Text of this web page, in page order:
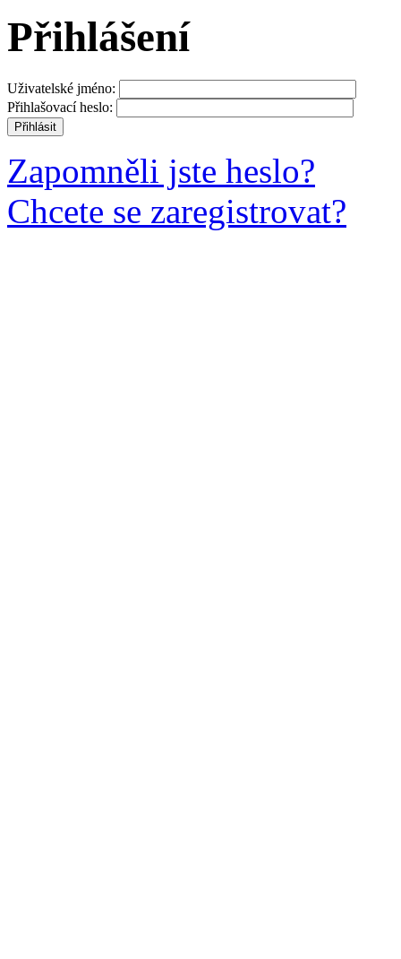
Přihlášení
Uživatelské jméno:
Přihlašovací heslo:
Zapomněli jste heslo?
Chcete se zaregistrovat?